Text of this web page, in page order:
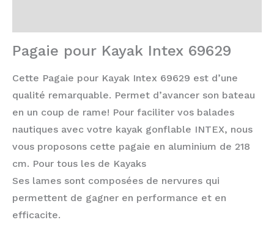
Pagaie pour Kayak Intex 69629
Cette Pagaie pour Kayak Intex 69629 est d’une
qualité remarquable. Permet d’avancer son bateau
en un coup de rame! Pour faciliter vos balades
nautiques avec votre kayak gonflable INTEX, nous
vous proposons cette pagaie en aluminium de 218
cm. Pour tous les de Kayaks
Ses lames sont composées de nervures qui
permettent de gagner en performance et en
efficacite.